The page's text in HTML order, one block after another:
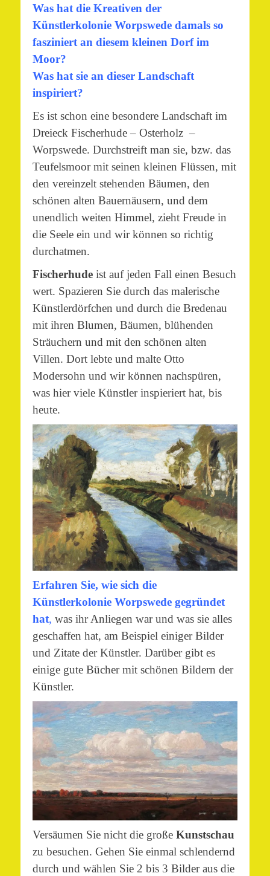
Was hat die Kreativen der
Künstlerkolonie Worpswede damals so
fasziniert an diesem kleinen Dorf im
Moor?
Was hat sie an dieser Landschaft
inspiriert?
Es ist schon eine besondere Landschaft im
Dreieck Fischerhude – Osterholz –
Worpswede. Durchstreift man sie, bzw. das
Teufelsmoor mit seinen kleinen Flüssen, mit
den vereinzelt stehenden Bäumen, den
schönen alten Bauernäusern, und dem
unendlich weiten Himmel, zieht Freude in
die Seele ein und wir können so richtig
durchatmen.
Fischerhude ist auf jeden Fall einen Besuch
wert. Spazieren Sie durch das malerische
Künstlerdörfchen und durch die Bredenau
mit ihren Blumen, Bäumen, blühenden
Sträuchern und mit den schönen alten
Villen. Dort lebte und malte Otto
Modersohn und wir können nachspüren,
was hier viele Künstler inspieriert hat, bis
heute.
Erfahren Sie, wie sich die
Künstlerkolonie Worpswede gegründet
hat, was ihr Anliegen war und was sie alles
geschaffen hat, am Beispiel einiger Bilder
und Zitate der Künstler. Darüber gibt es
einige gute Bücher mit schönen Bildern der
Künstler.
Versäumen Sie nicht die große Kunstschau
zu besuchen. Gehen Sie einmal schlendernd
durch und wählen Sie 2 bis 3 Bilder aus die